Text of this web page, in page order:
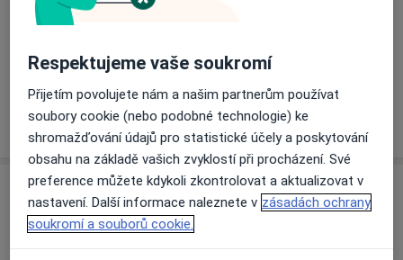
Ceník
Informace o službách a cenách nejsou k dispozici
Tento specialista ještě nepřidával žádné informace o
svých službách.
Adresa
Ordinace pro děti a dorost
Respektujeme vaše soukromí
Přijetím povolujete nám a našim partnerům používat
soubory cookie (nebo podobné technologie) ke
shromažďování údajů pro statistické účely a poskytování
obsahu na základě vašich zvyklostí při procházení. Své
preference můžete kdykoli zkontrolovat a aktualizovat v
nastavení. Další informace naleznete v zásadách ochrany
soukromí a souborů cookie.